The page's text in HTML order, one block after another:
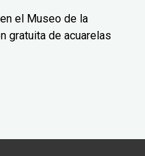
el Museo de la
gratuita de acuarelas